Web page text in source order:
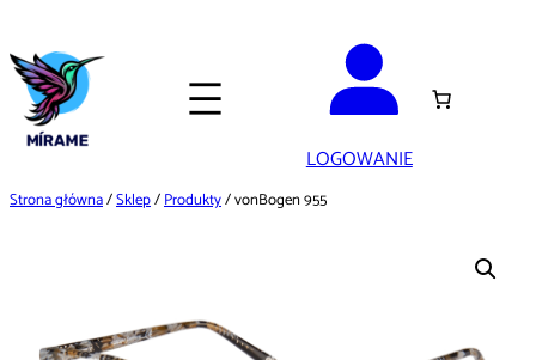
do
treści
LOGOWANIE
Strona główna/Sklep/Produkty/ vonBogen 955